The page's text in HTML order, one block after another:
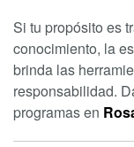
Si tu propósito es
conocimiento, la
brinda las
responsabilidad.
programas en